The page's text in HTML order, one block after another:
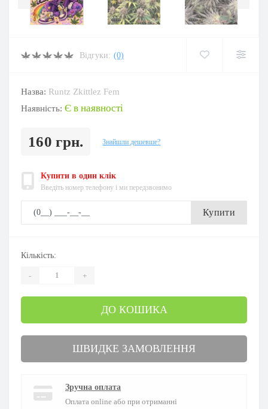
Відгуки: (0)
Назва: Runtz Zkittlez Fem
Наявність: Є в наявності
160 грн. Знайшли дешевше?
Купити в один клік
Введіть номер телефону і ми передзвонимо
Купити
Кількість:
- +
ДО КОШИКА
ШВИДКЕ ЗАМОВЛЕННЯ
Зручна оплата
Оплата online або при отриманні